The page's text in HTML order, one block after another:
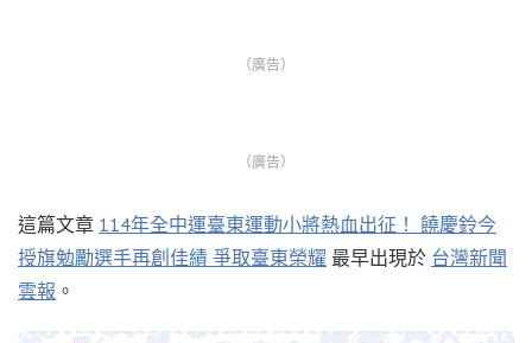
（廣告）
（廣告）
這篇文章 114年全中運臺東運動小將熱血出征！ 饒慶鈴今
授旗勉勵選手再創佳績 爭取臺東榮耀 最早出現於 台灣新聞
雲報 。